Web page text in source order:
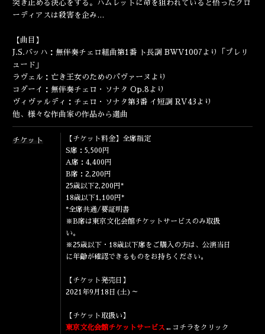
突き止める決心をする。ハムレットに命を狙われていると悟ったクロ
ーディアスは殺害を企み…
【曲目】
J.S.バッハ：無伴奏チェロ組曲第1番 ト長調 BWV1007より「プレリ
ュード」
ラヴェル：亡き王女のためのパヴァーヌより
コダーイ：無伴奏チェロ・ソナタ Op.8より
ヴィヴァルディ：チェロ・ソナタ第3番 イ短調 RV43より
他、様々な作曲家の作品から選曲
チケット
【チケット料金】全席指定
S席：5,500円
A席：4,400円
B席：2,200円
25歳以下2,200円*
18歳以下1,100円*
*全席共通/要証明書
※B席は東京文化会館チケットサービスのみ取扱
い。
※25歳以下・18歳以下席をご購入の方は、公演当日
に年齢が確認できるものをお持ちください。
【チケット発売日】
2021年9月18日(土)～
【チケット取扱い】
東京文化会館チケットサービス ←コチラをクリック